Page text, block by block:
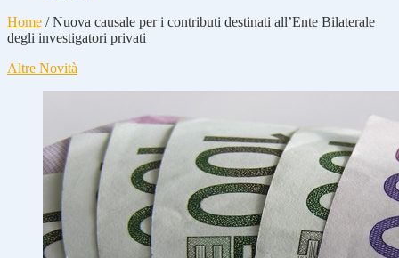
Home /Nuova causale per i contributi destinati all’Ente Bilaterale
degli investigatori privati
Altre Novità